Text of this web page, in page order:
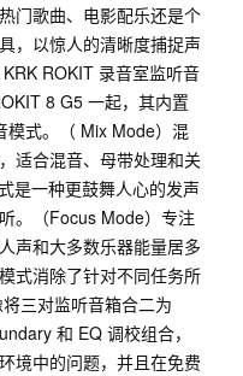
门歌曲、电影配乐还是个
，以惊人的清晰度捕捉声
ROKIT 录音室监听音
8 G5 一起，其内置
模式。（ Mix Mode）混
适合混音、母带处理和关
是一种更鼓舞人心的发声
。（Focus Mode）专注
声和大多数乐器能量居多
式消除了针对不同任务所
三对监听音箱合二为
和 EQ 调校组合，
境中的问题，并且在免费